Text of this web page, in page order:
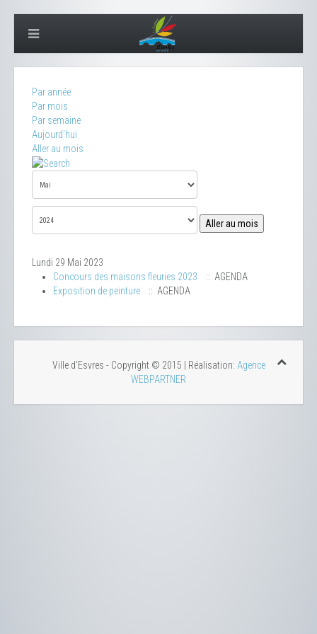
Par année
Par mois
Par semaine
Aujourd'hui
Aller au mois
Aller au mois
Lundi 29 Mai 2023
Concours des maisons fleuries 2023
:: AGENDA
Exposition de peinture
:: AGENDA
Ville d'Esvres - Copyright © 2015 | Réalisation: Agence
WEBPARTNER